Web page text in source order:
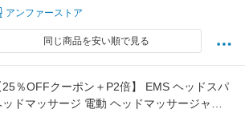
アンファーストア
同じ商品を安い順で見る
25％OFFクーポン＋P2倍】 EMS ヘッドスパ
ッドマッサージ 電動 ヘッドマッサージャー